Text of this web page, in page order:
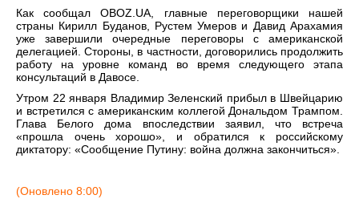
Как сообщал OBOZ.UA, главные переговорщики нашей
страны Кирилл Буданов, Рустем Умеров и Давид Арахамия
уже завершили очередные переговоры с американской
делегацией. Стороны, в частности, договорились продолжить
работу на уровне команд во время следующего этапа
консультаций в Давосе.
Утром 22 января Владимир Зеленский прибыл в Швейцарию
и встретился с американским коллегой Дональдом Трампом.
Глава Белого дома впоследствии заявил, что встреча
«прошла очень хорошо», и обратился к российскому
диктатору: «Сообщение Путину: война должна закончиться».
(Оновлено 8:00)